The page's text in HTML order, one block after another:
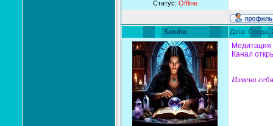
Статус: Offline
Sandra Дата: Среда,
Канал
Измени